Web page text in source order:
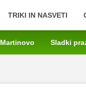
TRIKI IN NASVETI
Martinovo Sladki